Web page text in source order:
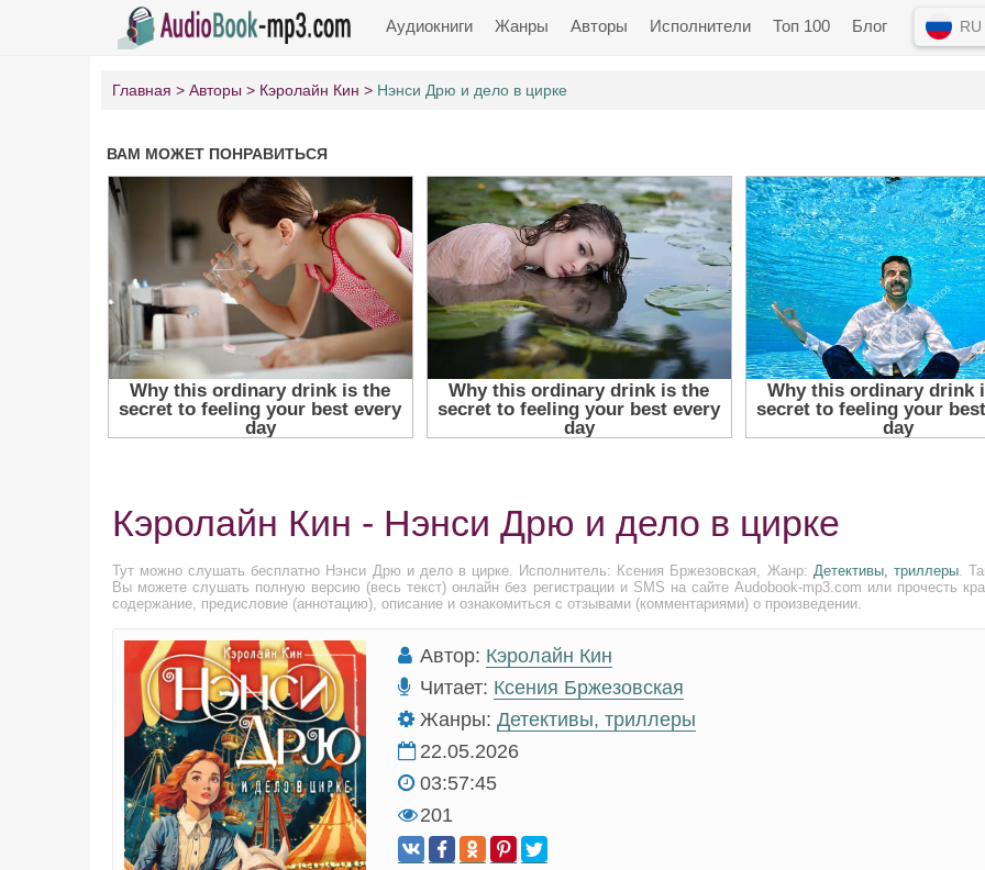
Аудиокниги Жанры Авторы Исполнители Топ 100 Блог RU
Главная Авторы Кэролайн Кин Нэнси Дрю и дело в цирке
Кэролайн Кин - Нэнси Дрю и дело в цирке
Тут можно слушать бесплатно Нэнси Дрю и дело в цирке. Исполнитель: Ксения Бржезовская, Жанр: Детективы, триллеры.
Вы можете слушать полную версию (весь текст) онлайн без регистрации и SMS на сайте Audobook-mp3.com или прочесть
содержание, предисловие (аннотацию), описание и ознакомиться с отзывами (комментариями) о произведении.
Автор: Кэролайн Кин
Читает: Ксения Бржезовская
Жанры: Детективы, триллеры
22.05.2026
03:57:45
201